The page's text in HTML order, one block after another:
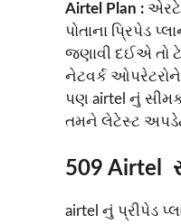
Airtel Plan :
પોતાના પ્રિપેડ
જણાવી દઈએ તો
નેટવર્ક
પણ airtel નું
તમને લેટેસ્ટ અપડેટ
509 Airtel
airtel નું પ્રીપેડ